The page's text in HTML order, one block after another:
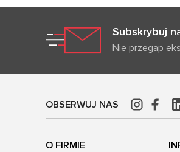
Subskrybuj
Nie przegap
OBSERWUJ NAS
O FIRMIE